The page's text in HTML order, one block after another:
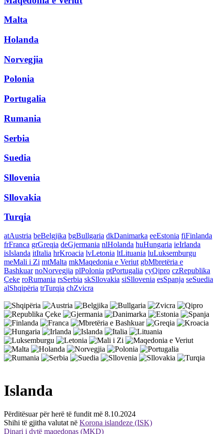
Malta
Holanda
Norvegjia
Polonia
Portugalia
Rumania
Serbia
Suedia
Sllovenia
Sllovakia
Turqia
atAustria beBelgjika bgBullgaria dkDanimarka eeEstonia fiFinlanda
frFranca grGreqia deGjermania nlHolanda huHungaria ieIrlanda
isIslanda itItalia hrKroacia lvLetonia ltLituania luLuksemburgu
meMali i Zi mtMalta mkMaqedonia e Veriut gbMbretëria e
Bashkuar noNorvegjia plPolonia ptPortugalia cyQipro czRepublika
Çeke roRumania rsSerbia skSllovakia siSllovenia esSpanja seSuedia
alShqipëria trTurqia chZvicra
Islanda
Përditësuar për herë të fundit më 8.10.2024
Shihi të gjitha valutat në Korona islandeze (ISK)
Dinari i dytë maqedonas (MKD)